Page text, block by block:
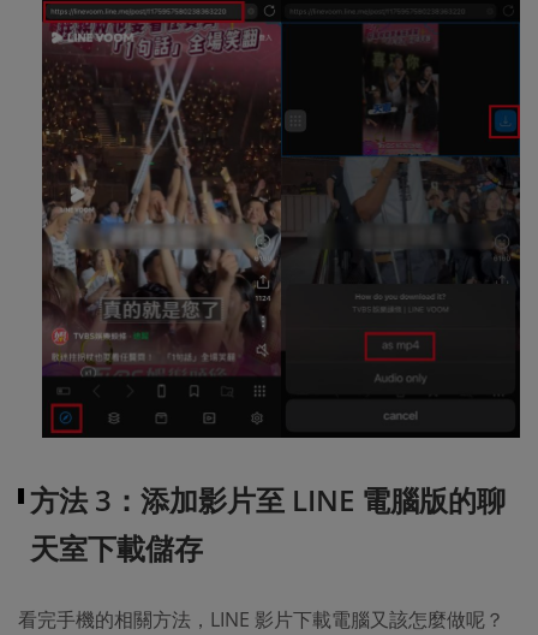
方法 3：添加影片至 LINE 電腦版的聊
天室下載儲存
看完手機的相關方法，LINE 影片下載電腦又該怎麼做呢？